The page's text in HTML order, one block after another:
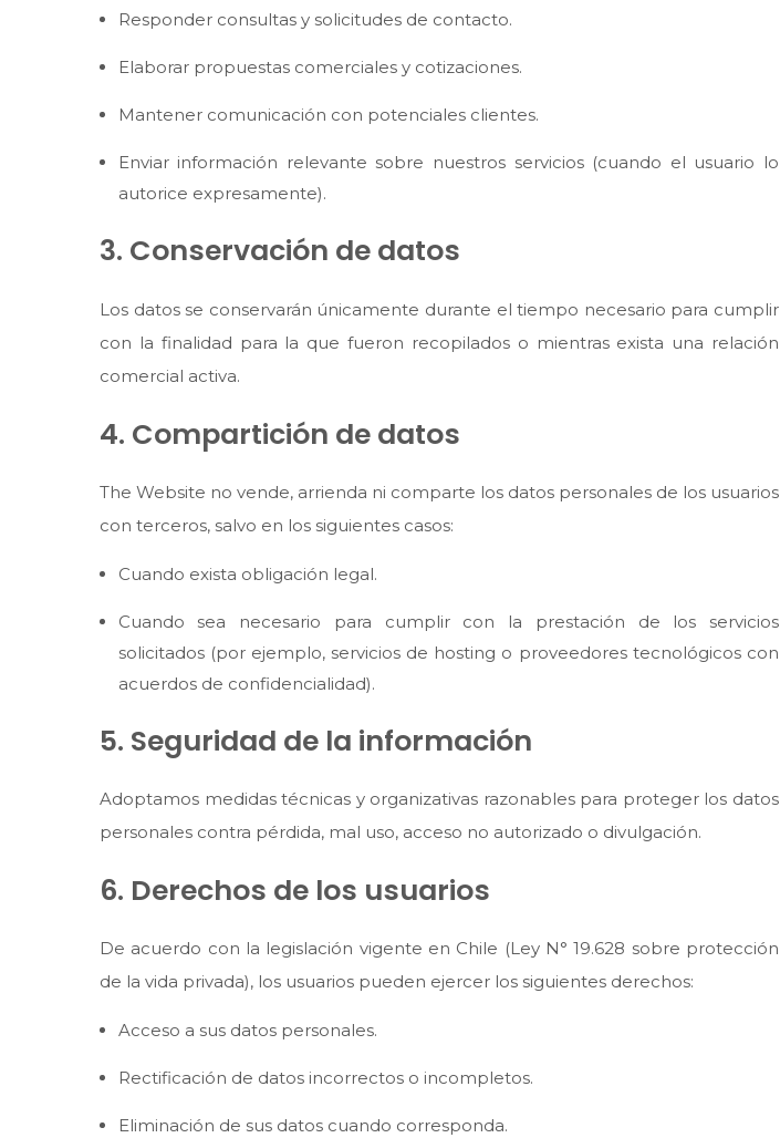
Responder consultas y solicitudes de contacto.
Elaborar propuestas comerciales y cotizaciones.
Mantener comunicación con potenciales clientes.
Enviar información relevante sobre nuestros servicios (cuando el usuario lo
autorice expresamente).
3. Conservación de datos
Los datos se conservarán únicamente durante el tiempo necesario para cumplir
con la finalidad para la que fueron recopilados o mientras exista una relación
comercial activa.
4. Compartición de datos
The Website no vende, arrienda ni comparte los datos personales de los usuarios
con terceros, salvo en los siguientes casos:
Cuando exista obligación legal.
Cuando sea necesario para cumplir con la prestación de los servicios
solicitados (por ejemplo, servicios de hosting o proveedores tecnológicos con
acuerdos de confidencialidad).
5. Seguridad de la información
Adoptamos medidas técnicas y organizativas razonables para proteger los datos
personales contra pérdida, mal uso, acceso no autorizado o divulgación.
6. Derechos de los usuarios
De acuerdo con la legislación vigente en Chile (Ley N° 19.628 sobre protección
de la vida privada), los usuarios pueden ejercer los siguientes derechos:
Acceso a sus datos personales.
Rectificación de datos incorrectos o incompletos.
Eliminación de sus datos cuando corresponda.